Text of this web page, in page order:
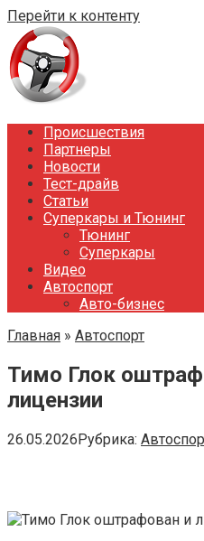
Перейти к контенту
Происшествия
Партнеры
Новости
Тест-драйв
Статьи
Суперкары и Тюнинг
Тюнинг
Суперкары
Видео
Автоспорт
Авто-бизнес
Главная » Автоспорт
Тимо Глок
лицензии
26.05.2026Рубрика: